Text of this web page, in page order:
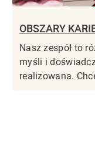
OBSZARY
Nasz zespół to
myśli i
realizowana.